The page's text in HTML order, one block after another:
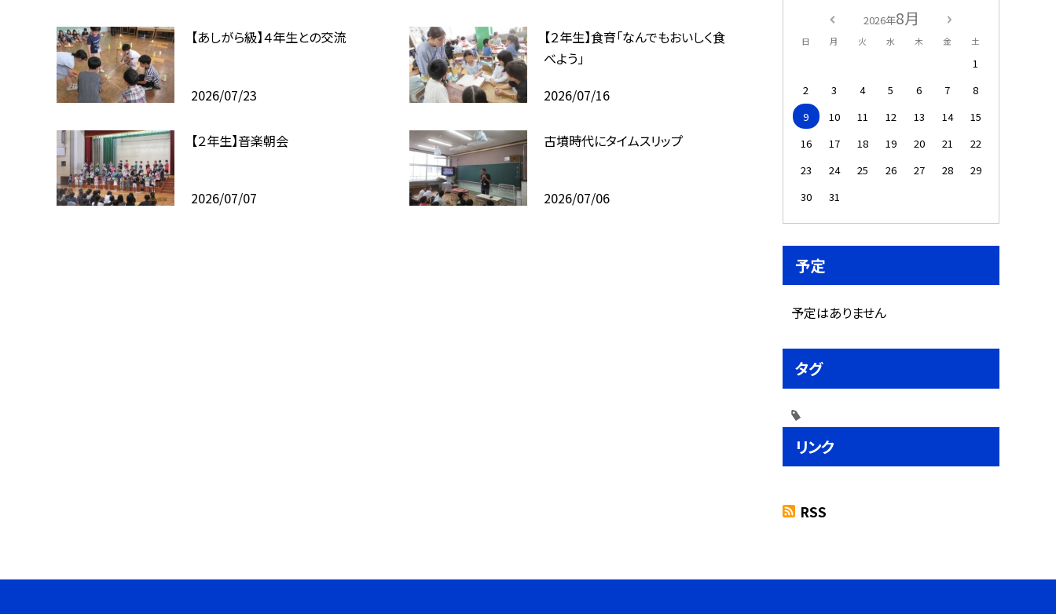
【あしがら級】４年生との交流
2026/07/23
【２年生】食育「なんでもおいしく食
べよう」
2026/07/16
【２年生】音楽朝会
2026/07/07
古墳時代にタイムスリップ
2026/07/06
2026年8月
日 月 火 水 木 金 土
1
2
3 4 5 6 7
8
9
10 11 12 13 14
15
16
17 18 19 20 21
22
23
24 25 26 27 28
29
30
31
予定
予定はありません
タグ
リンク
RSS